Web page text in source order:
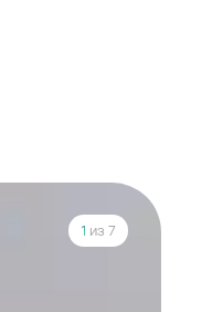
1 из 7